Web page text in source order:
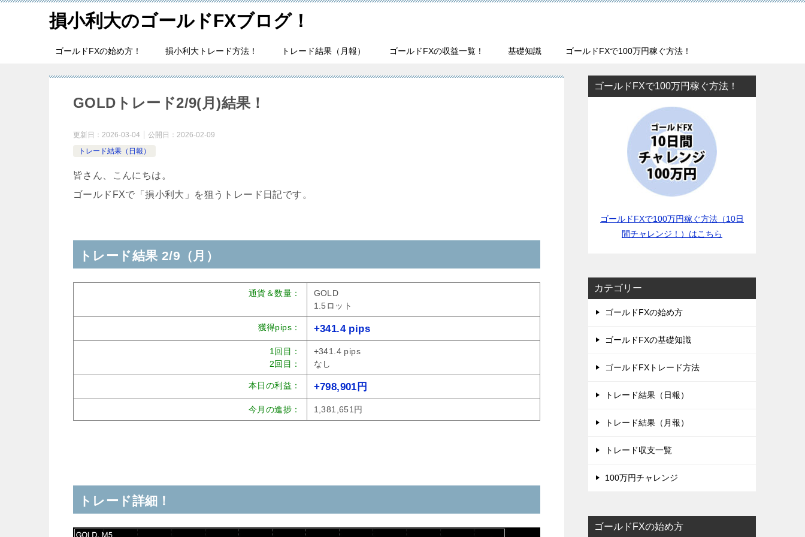
損小利大のゴールドFXブログ！
ゴールドFXの始め方！ 損小利大トレード方法！ トレード結果（月報） ゴールドFXの収益一覧！ 基礎知識 ゴールドFXで100万円稼ぐ方法！
GOLDトレード2/9(月)結果！
更新日： 2026-03-04 公開日： 2026-02-09
トレード結果（日報）
皆さん、こんにちは。
ゴールドFXで「損小利大」を狙うトレード日記です。
トレード結果 2/9（月）
通貨＆数量：
GOLD
1.5ロット
獲得pips： +341.4 pips
1回目：
2回目：
+341.4 pips
なし
本日の利益： +798,901円
今月の進捗： 1,381,651円
トレード詳細！
ゴールドFXで100万円稼ぐ方法！
ゴールドFXで100万円稼ぐ方法（10日
間チャレンジ！）はこちら
カテゴリー
ゴールドFXの始め方
ゴールドFXの基礎知識
ゴールドFXトレード方法
トレード結果（日報）
トレード結果（月報）
トレード収支一覧
100万円チャレンジ
ゴールドFXの始め方